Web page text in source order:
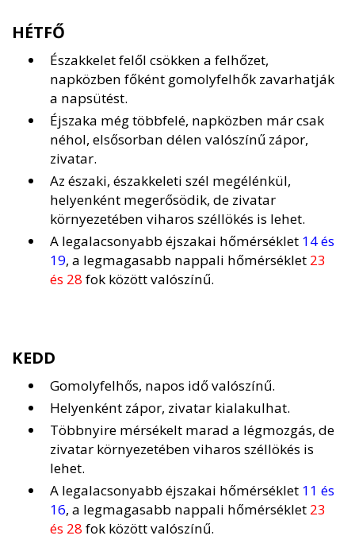
HÉTFŐ
Északkelet felől csökken a felhőzet,
napközben főként gomolyfelhők zavarhatják
a napsütést.
Éjszaka még többfelé, napközben már csak
néhol, elsősorban délen valószínű zápor,
zivatar.
Az északi, északkeleti szél megélénkül,
helyenként megerősödik, de zivatar
környezetében viharos széllökés is lehet.
A legalacsonyabb éjszakai hőmérséklet 14 és
19, a legmagasabb nappali hőmérséklet 23
és 28 fok között valószínű.
KEDD
Gomolyfelhős, napos idő valószínű.
Helyenként zápor, zivatar kialakulhat.
Többnyire mérsékelt marad a légmozgás, de
zivatar környezetében viharos széllökés is
lehet.
A legalacsonyabb éjszakai hőmérséklet 11 és
16, a legmagasabb nappali hőmérséklet 23
és 28 fok között valószínű.